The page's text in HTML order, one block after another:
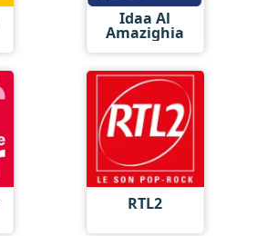
Idaa Al
Amazighia
RTL2